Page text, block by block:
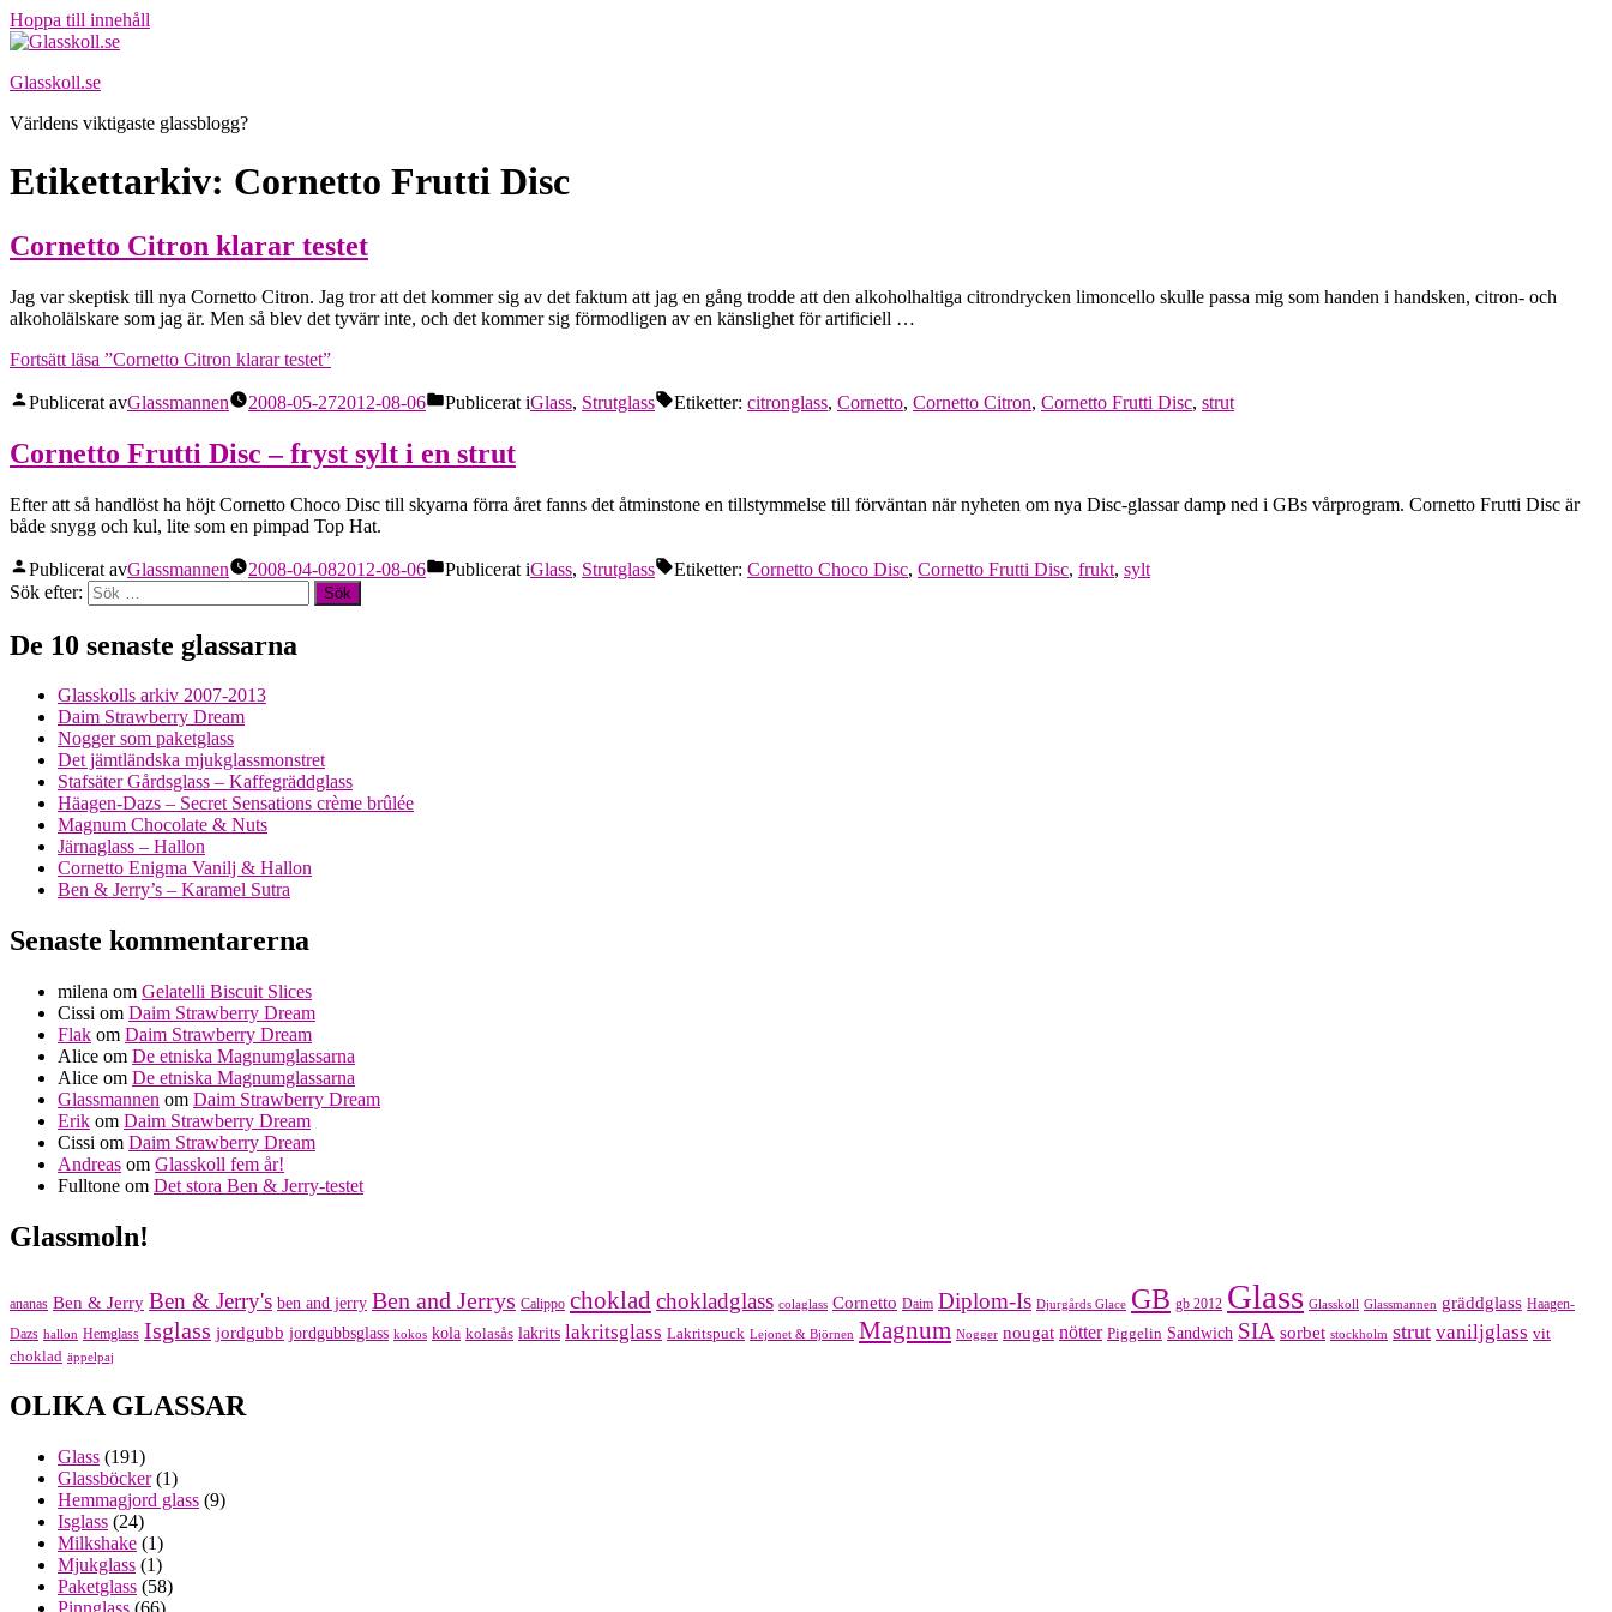
Hoppa till innehåll
Glasskoll.se
Världens viktigaste glassblogg?
Etikettarkiv: Cornetto Frutti Disc
Cornetto Citron klarar testet
Jag var skeptisk till nya Cornetto Citron. Jag tror att det kommer sig av det faktum att jag en gång trodde att den alkoholhaltiga citrondrycken limoncello skulle passa mig som handen i handsken, citron- och
alkoholälskare som jag är. Men så blev det tyvärr inte, och det kommer sig förmodligen av en känslighet för artificiell …
Fortsätt läsa ”Cornetto Citron klarar testet”
Publicerat avGlassmannen 2008-05-272012-08-06 Publicerat iGlass, Strutglass Etiketter: citronglass, Cornetto, Cornetto Citron, Cornetto Frutti Disc, strut
Cornetto Frutti Disc – fryst sylt i en strut
Efter att så handlöst ha höjt Cornetto Choco Disc till skyarna förra året fanns det åtminstone en tillstymmelse till förväntan när nyheten om nya Disc-glassar damp ned i GBs vårprogram. Cornetto Frutti Disc är
både snygg och kul, lite som en pimpad Top Hat.
Publicerat avGlassmannen 2008-04-082012-08-06 Publicerat iGlass, Strutglass Etiketter: Cornetto Choco Disc, Cornetto Frutti Disc, frukt, sylt
Sök efter:
De 10 senaste glassarna
Glasskolls arkiv 2007-2013
Daim Strawberry Dream
Nogger som paketglass
Det jämtländska mjukglassmonstret
Stafsäter Gårdsglass – Kaffegräddglass
Häagen-Dazs – Secret Sensations crème brûlée
Magnum Chocolate & Nuts
Järnaglass – Hallon
Cornetto Enigma Vanilj & Hallon
Ben & Jerry’s – Karamel Sutra
Senaste kommentarerna
milena om Gelatelli Biscuit Slices
Cissi om Daim Strawberry Dream
Flak om Daim Strawberry Dream
Alice om De etniska Magnumglassarna
Alice om De etniska Magnumglassarna
Glassmannen om Daim Strawberry Dream
Erik om Daim Strawberry Dream
Cissi om Daim Strawberry Dream
Andreas om Glasskoll fem år!
Fulltone om Det stora Ben & Jerry-testet
Glassmoln!
ananas Ben & Jerry Ben & Jerry's ben and jerry Ben and Jerrys Calippo choklad chokladglass colaglass Cornetto Daim Diplom-Is Djurgårds Glace GB gb 2012 Glass Glasskoll Glassmannen gräddglass Haagen-
Dazs hallon Hemglass Isglass jordgubb jordgubbsglass kokos kola kolasås lakrits lakritsglass Lakritspuck Lejonet & Björnen Magnum Nogger nougat nötter Piggelin Sandwich SIA sorbet stockholm strut vaniljglass vit
choklad äppelpaj
OLIKA GLASSAR
Glass (191)
Glassböcker(1)
Hemmagjord glass (9)
Isglass (24)
Milkshake (1)
Mjukglass (1)
Paketglass (58)
Pinnglass (66)